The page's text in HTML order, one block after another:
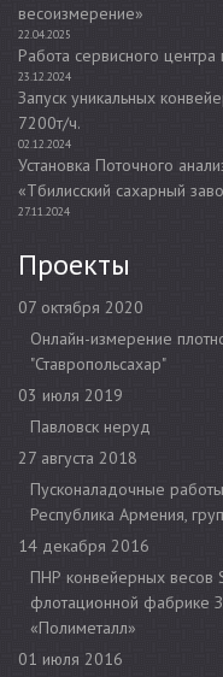
весоизмерение»
22.04.2025
Работа сервисного
23.12.2024
Запуск уникальных
7200т/ч.
02.12.2024
Установка Поточного
«Тбилисский сахарный
27.11.2024
Проекты
07 октября 2020
Онлайн-измерение
"Ставропольсахар"
03 июля 2019
Павловск неруд
27 августа 2018
Пусконаладочные
Республика Армения,
14 декабря 2016
ПНР конвейерных весов
флотационной фабрике
«Полиметалл»
01 июля 2016